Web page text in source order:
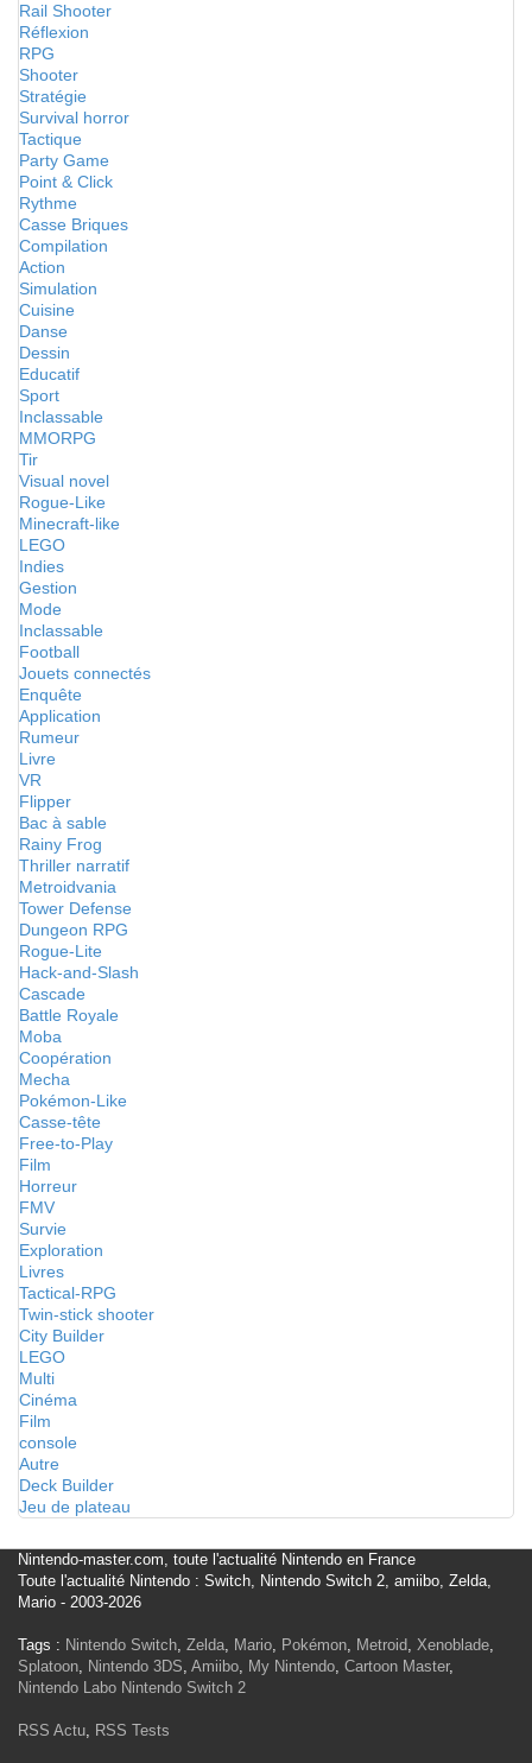
Rail Shooter
Réflexion
RPG
Shooter
Stratégie
Survival horror
Tactique
Party Game
Point & Click
Rythme
Casse Briques
Compilation
Action
Simulation
Cuisine
Danse
Dessin
Educatif
Sport
Inclassable
MMORPG
Tir
Visual novel
Rogue-Like
Minecraft-like
LEGO
Indies
Gestion
Mode
Inclassable
Football
Jouets connectés
Enquête
Application
Rumeur
Livre
VR
Flipper
Bac à sable
Rainy Frog
Thriller narratif
Metroidvania
Tower Defense
Dungeon RPG
Rogue-Lite
Hack-and-Slash
Cascade
Battle Royale
Moba
Coopération
Mecha
Pokémon-Like
Casse-tête
Free-to-Play
Film
Horreur
FMV
Survie
Exploration
Livres
Tactical-RPG
Twin-stick shooter
City Builder
LEGO
Multi
Cinéma
Film
console
Autre
Deck Builder
Jeu de plateau
Nintendo-master.com, toute l'actualité Nintendo en France
Toute l'actualité Nintendo : Switch, Nintendo Switch 2, amiibo, Zelda,
Mario - 2003-2026
Tags : Nintendo Switch, Zelda, Mario, Pokémon, Metroid, Xenoblade,
Splatoon, Nintendo 3DS, Amiibo, My Nintendo, Cartoon Master,
Nintendo Labo Nintendo Switch 2
RSS Actu, RSS Tests